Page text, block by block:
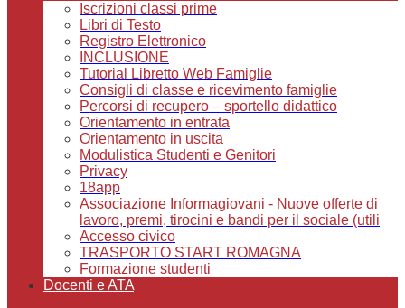
Iscrizioni classi prime
Libri di Testo
Registro Elettronico
INCLUSIONE
Tutorial Libretto Web Famiglie
Consigli di classe e ricevimento famiglie
Percorsi di recupero – sportello didattico
Orientamento in entrata
Orientamento in uscita
Modulistica Studenti e Genitori
Privacy
18app
Associazione Informagiovani - Nuove offerte di
lavoro, premi, tirocini e bandi per il sociale (utili
Accesso civico
TRASPORTO START ROMAGNA
Formazione studenti
Docenti e ATA